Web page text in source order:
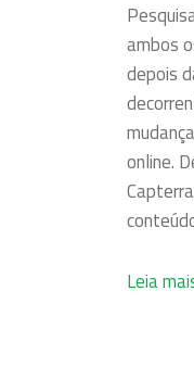
ambos
depois
online.
Leia